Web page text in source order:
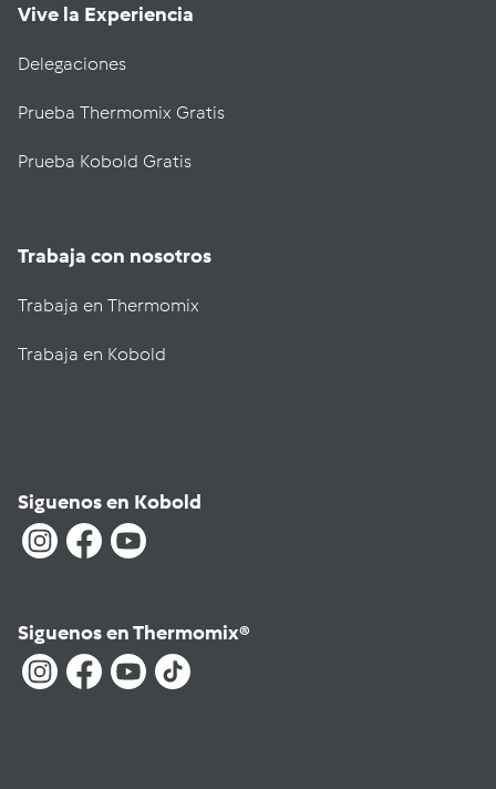
Vive la Experiencia
Delegaciones
Prueba Thermomix Gratis
Prueba Kobold Gratis
Trabaja con nosotros
Trabaja en Thermomix
Trabaja en Kobold
Siguenos en Kobold
Siguenos en Thermomix®